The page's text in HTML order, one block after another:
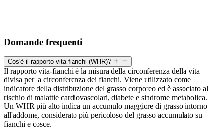
—
—
—
Domande frequenti
Cos'è il rapporto vita-fianchi (WHR)?
Il rapporto vita-fianchi è la misura della circonferenza della vita
divisa per la circonferenza dei fianchi. Viene utilizzato come
indicatore della distribuzione del grasso corporeo ed è associato al
rischio di malattie cardiovascolari, diabete e sindrome metabolica.
Un WHR più alto indica un accumulo maggiore di grasso intorno
all'addome, considerato più pericoloso del grasso accumulato su
fianchi e cosce.